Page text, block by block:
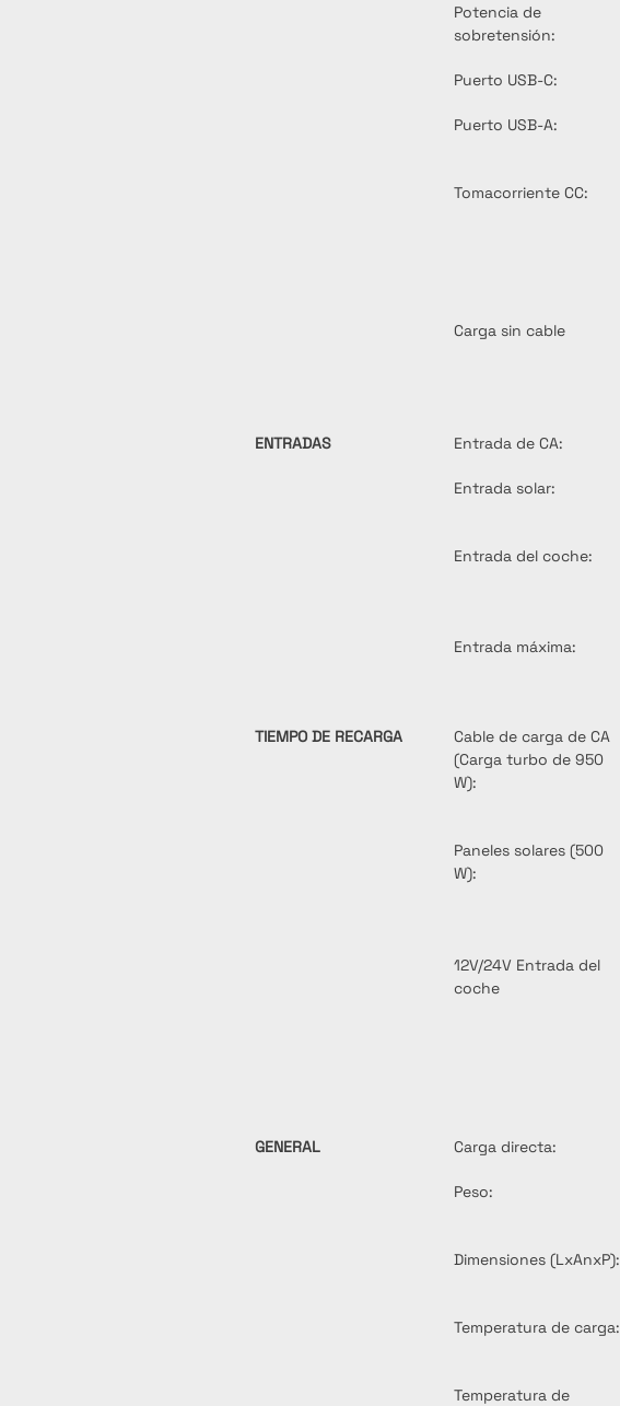
Potencia de
sobretensión:
Puerto USB-C:
Puerto USB-A:
Tomacorriente CC:
Carga sin cable
ENTRADAS Entrada de CA:
Entrada solar:
Entrada del coche:
Entrada máxima:
TIEMPO DE RECARGA
Cable de carga de CA
(Carga turbo de 950
W):
Paneles solares (500
W):
12V/24V Entrada del
coche
GENERAL Carga directa:
Peso:
Dimensiones (LxAnxP):
Temperatura de carga:
Temperatura de